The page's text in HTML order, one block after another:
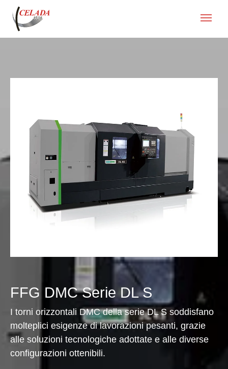
FFG DMC Serie DL S
I torni orizzontali DMC della serie DL S soddisfano
molteplici esigenze di lavorazioni pesanti, grazie
alle soluzioni tecnologiche adottate e alle diverse
configurazioni ottenibili.